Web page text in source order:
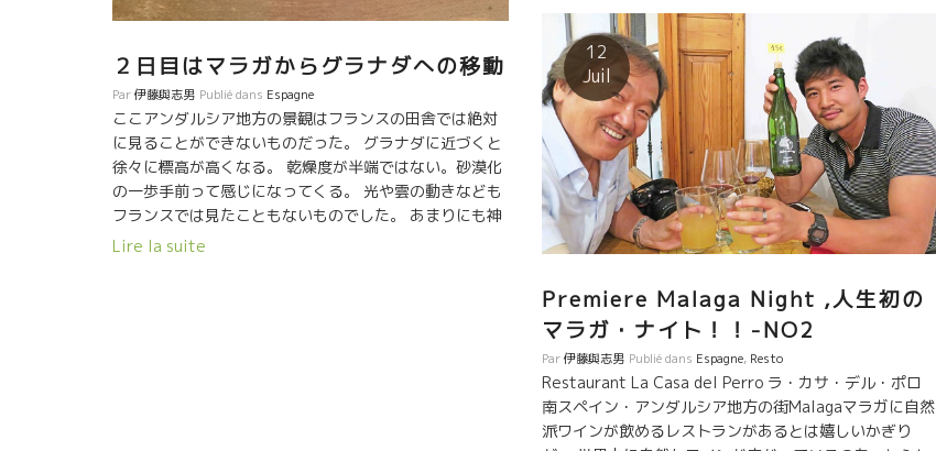
自の気候風土、微気象のこと、３時間にわたって熱く語
ってくれた。 まるでフラメンコを見ているようなキレの
よい手足の動き、多彩な顔の表現。 凄い人と巡り逢え
た。昨夜、飲んだワイン、シードルの造り手の話しをし
たら、即、電話して、今日のお昼に全員がこの村に来て
くれるように手配してくれた。奇跡のようなことを、居
合の一振りのような素早さでかたずけてしまった。 昨
夜、どうしても逢いたいと強く思ったことが実現してし
まいそう。凄いことだ。願ってみるものだ。 ワインは人
だ。 こんな人が造るワイン、ただものではないに決ま
っている！！
２日目はマラガからグラナダへの移動
Par伊藤與志男 Publié dans Espagne
ここアンダルシア地方の景観はフランスの田舎では絶対
に見ることができないものだった。 グラナダに近づくと
徐々に標高が高くなる。 乾燥度が半端ではない。砂漠化
の一歩手前って感じになってくる。 光や雲の動きなども
フランスでは見たこともないものでした。 あまりにも神
秘的な光景で、この先にある蔵を訪問することにドキド
Lire la suite
12
Juil
Premiere Malaga Night ,人生初の
マラガ・ナイト！！-NO2
Par伊藤與志男 Publié dans Espagne, Resto
Restaurant La Casa del Perro ラ・カサ・デル・ポロ
南スペイン・アンダルシア地方の街Malagaマラガに自然
派ワインが飲めるレストランがあるとは嬉しいかぎり